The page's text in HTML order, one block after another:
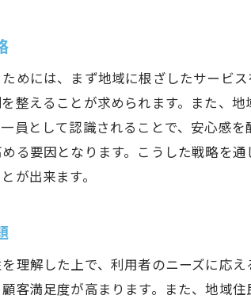
めには、まず地域に根ざしたサービ
整えることが求められます。また、
員として認識されることで、安心感
る要因となります。こうした戦略を
が出来ます。
理解した上で、利用者のニーズに応
客満足度が高まります。また、地域